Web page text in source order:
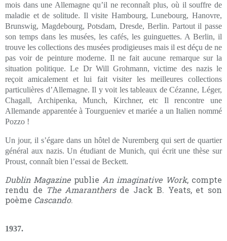
mois dans une Allemagne qu’il ne reconnaît plus, où il souffre de
maladie et de solitude. Il visite Hambourg, Lunebourg, Hanovre,
Brunswig, Magdebourg, Potsdam, Dresde, Berlin. Partout il passe
son temps dans les musées, les cafés, les guinguettes. A Berlin, il
trouve les collections des musées prodigieuses mais il est déçu de ne
pas voir de peinture moderne. Il ne fait aucune remarque sur la
situation politique. Le Dr Will Grohmann, victime des nazis le
reçoit amicalement et lui fait visiter les meilleures collections
particulières d’Allemagne. Il y voit les tableaux de Cézanne, Léger,
Chagall, Archipenka, Munch, Kirchner, etc Il rencontre une
Allemande apparentée à Tourgueniev et mariée a un Italien nommé
Pozzo !
Un jour, il s’égare dans un hôtel de Nuremberg qui sert de quartier
général aux nazis. Un étudiant de Munich, qui écrit une thèse sur
Proust, connaît bien l’essai de Beckett.
Dublin Magazinepublie An imaginative Work, compte
rendu de The Amaranthersde Jack B. Yeats, et son
poème Cascando.
1937.